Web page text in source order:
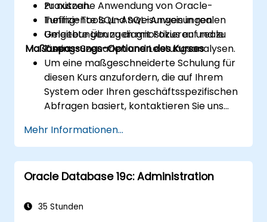
zu nutzen.
Ineffiziente SQL-Anweisungen in realen
Umgebungen zu diagnostizieren und zu
lösen.
Praxisnahe Anwendung von Oracle-
Tuning-Tools und SQL-Anweisungen.
Geleitete Übungen mit Fokus auf reale
Tuning-Szenarien und Leistungsanalysen.
Maßanpassungs-Optionen des Kurses
Um eine maßgeschneiderte Schulung für
diesen Kurs anzufordern, die auf Ihrem
System oder Ihren geschäftsspezifischen
Abfragen basiert, kontaktieren Sie uns
Mehr Informationen...
Oracle Database 19c: Administration
35 Stunden